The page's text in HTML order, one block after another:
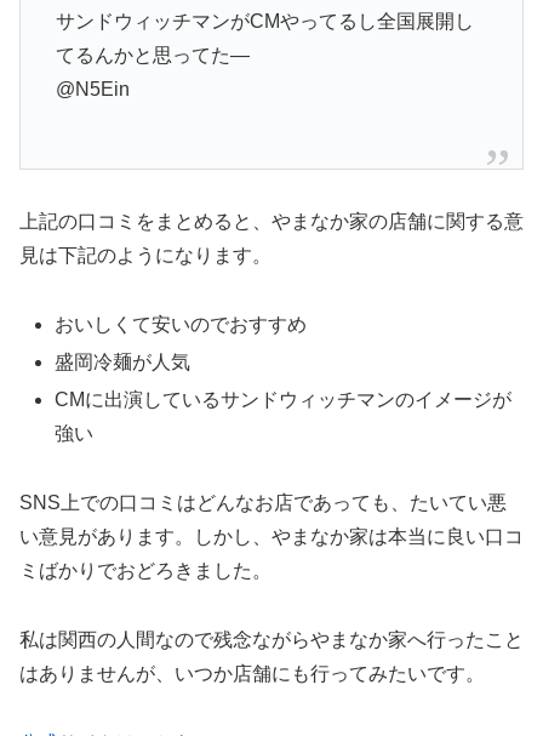
サンドウィッチマンがCMやってるし全国展開し
てるんかと思ってた—
@N5Ein
上記の口コミをまとめると、やまなか家の店舗に関する意
見は下記のようになります。
おいしくて安いのでおすすめ
盛岡冷麺が人気
CMに出演しているサンドウィッチマンのイメージが
強い
SNS上での口コミはどんなお店であっても、たいてい悪
い意見があります。しかし、やまなか家は本当に良い口コ
ミばかりでおどろきました。
私は関西の人間なので残念ながらやまなか家へ行ったこと
はありませんが、いつか店舗にも行ってみたいです。